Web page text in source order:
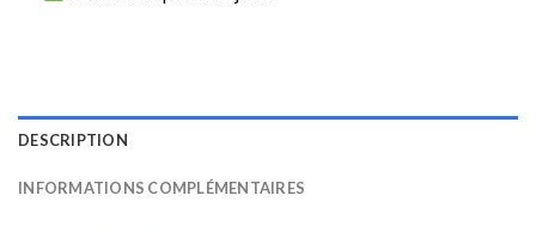
DESCRIPTION
INFORMATIONS COMPLÉMENTAIRES